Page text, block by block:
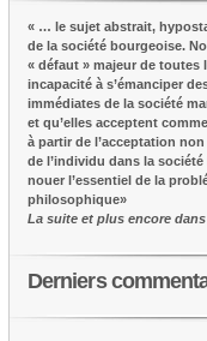
« … le sujet abstrait,
de la société bourgeoise.
« défaut » majeur de
incapacité à s’émanciper
immédiates de la société
et qu’elles acceptent
à partir de l’acceptation
de l’individu dans la
nouer l’essentiel de la
philosophique»
La suite et plus encore
Derniers